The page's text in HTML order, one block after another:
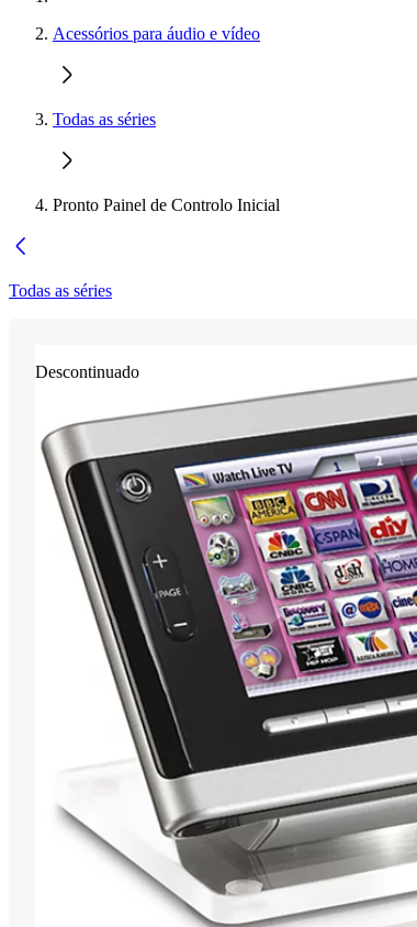
Acessórios para áudio e vídeo
Todas as séries
Pronto Painel de Controlo Inicial
Todas as séries
Descontinuado